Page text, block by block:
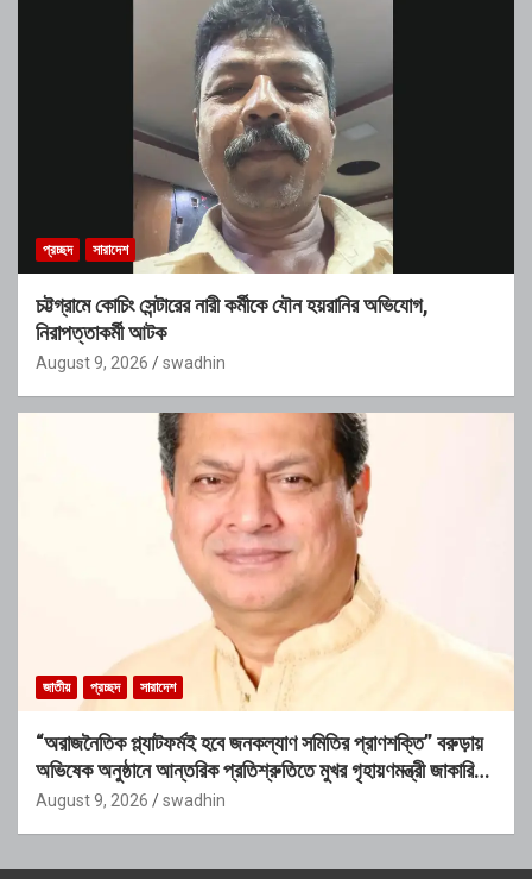
প্রচ্ছদ সারাদেশ
চট্টগ্রামে কোচিং সেন্টারের নারী কর্মীকে যৌন হয়রানির অভিযোগ,
নিরাপত্তাকর্মী আটক
August 9, 2026 swadhin
জাতীয় প্রচ্ছদ সারাদেশ
“অরাজনৈতিক প্ল্যাটফর্মই হবে জনকল্যাণ সমিতির প্রাণশক্তি” বরুড়ায়
অভিষেক অনুষ্ঠানে আন্তরিক প্রতিশ্রুতিতে মুখর গৃহায়ণমন্ত্রী জাকারিয়া
তাহের
August 9, 2026 swadhin